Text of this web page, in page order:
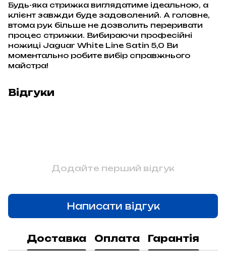
Будь-яка стрижка виглядатиме ідеальною, а
клієнт завжди буде задоволений. А головне,
втома рук більше не дозволить переривати
процес стрижки. Вибираючи професійні
ножиці Jaguar White Line Satin 5,0 Ви
моментально робите вибір справжнього
майстра!
Відгуки
Додайте перший відгук
Написати відгук
Доставка Оплата Гарантія